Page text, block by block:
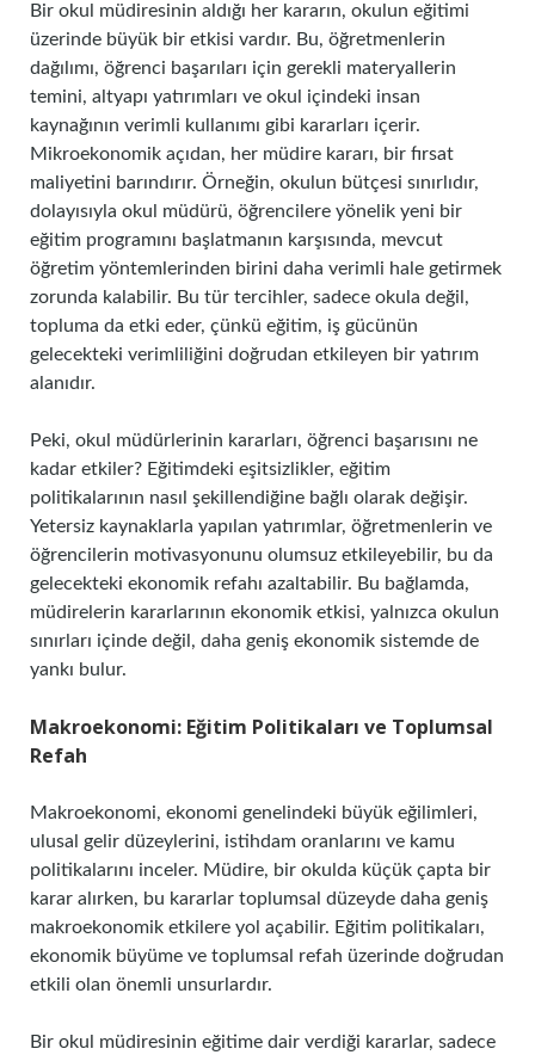
Bir okul müdiresinin aldığı her kararın, okulun eğitimi
üzerinde büyük bir etkisi vardır. Bu, öğretmenlerin
dağılımı, öğrenci başarıları için gerekli materyallerin
temini, altyapı yatırımları ve okul içindeki insan
kaynağının verimli kullanımı gibi kararları içerir.
Mikroekonomik açıdan, her müdire kararı, bir fırsat
maliyetini barındırır. Örneğin, okulun bütçesi sınırlıdır,
dolayısıyla okul müdürü, öğrencilere yönelik yeni bir
eğitim programını başlatmanın karşısında, mevcut
öğretim yöntemlerinden birini daha verimli hale getirmek
zorunda kalabilir. Bu tür tercihler, sadece okula değil,
topluma da etki eder, çünkü eğitim, iş gücünün
gelecekteki verimliliğini doğrudan etkileyen bir yatırım
alanıdır.
Peki, okul müdürlerinin kararları, öğrenci başarısını ne
kadar etkiler? Eğitimdeki eşitsizlikler, eğitim
politikalarının nasıl şekillendiğine bağlı olarak değişir.
Yetersiz kaynaklarla yapılan yatırımlar, öğretmenlerin ve
öğrencilerin motivasyonunu olumsuz etkileyebilir, bu da
gelecekteki ekonomik refahı azaltabilir. Bu bağlamda,
müdirelerin kararlarının ekonomik etkisi, yalnızca okulun
sınırları içinde değil, daha geniş ekonomik sistemde de
yankı bulur.
Makroekonomi: Eğitim Politikaları ve Toplumsal
Refah
Makroekonomi, ekonomi genelindeki büyük eğilimleri,
ulusal gelir düzeylerini, istihdam oranlarını ve kamu
politikalarını inceler. Müdire, bir okulda küçük çapta bir
karar alırken, bu kararlar toplumsal düzeyde daha geniş
makroekonomik etkilere yol açabilir. Eğitim politikaları,
ekonomik büyüme ve toplumsal refah üzerinde doğrudan
etkili olan önemli unsurlardır.
Bir okul müdiresinin eğitime dair verdiği kararlar, sadece